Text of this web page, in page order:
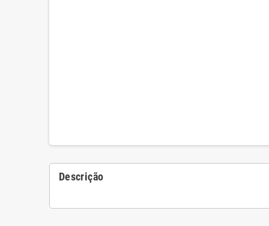
Descrição